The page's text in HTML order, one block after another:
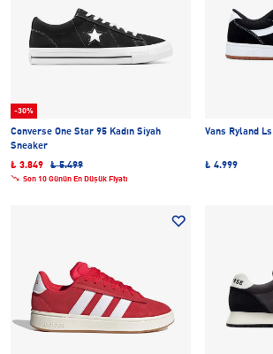
-30%
Converse One Star 95 Kadın Siyah
Sneaker
₺ 3.849
₺ 5.499
Son 10 Günün En Düşük Fiyatı
Vans Ryland
₺ 4.999